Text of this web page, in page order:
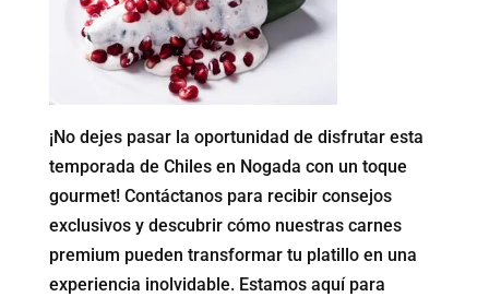
¡No dejes pasar la oportunidad de disfrutar esta
temporada de Chiles en Nogada con un toque
gourmet! Contáctanos para recibir consejos
exclusivos y descubrir cómo nuestras carnes
premium pueden transformar tu platillo en una
experiencia inolvidable. Estamos aquí para